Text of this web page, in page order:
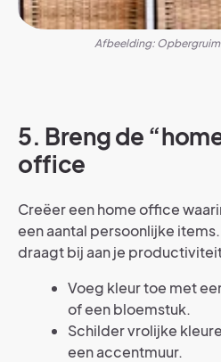
Afbeelding:
5. Breng de
office
Creëer een home office
een aantal persoonlijke
draagt bij aan je
Voeg kleur toe met
of een bloemstuk.
Schilder vrolijke
een accentmuur.